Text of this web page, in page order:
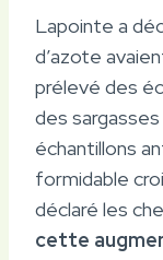
Lapointe a
d’azote
prélevé des
des
échantillons
formidable
déclaré les
cette